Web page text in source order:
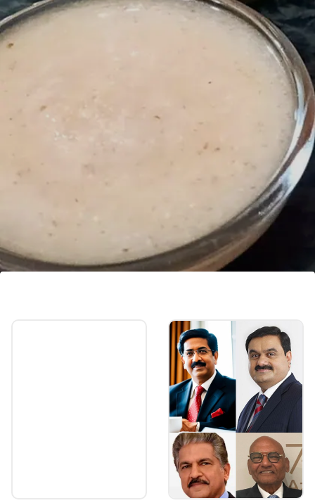
ತ್ವರಿತ ಆಹಾರ ತಯಾರಿಸಲು ಜನರು ಮೊದಲೇ ಪೂರ್ವ
ಮಿಶ್ರಣಗಳನ್ನು ತಯಾರಿಸಿಟ್ಟರು, ಇದರಲ್ಲಿ ದಾಲ್ ಮಖನಿ
ಪೂರ್ವ ಮಿಶ್ರಣದಿಂದ ಹಿಡಿದು ಚನಾ ಗ್ರೇವಿ ಮತ್ತು
ಉಪಹಾರಕ್ಕೆ ಪೋಹಾ ಉಪ್ಮಾ ಪೂರ್ವ ಮಿಶ್ರಣಗಳನ್ನು ಸಹ
ತಯಾರಿಸಲಾಯಿತು.